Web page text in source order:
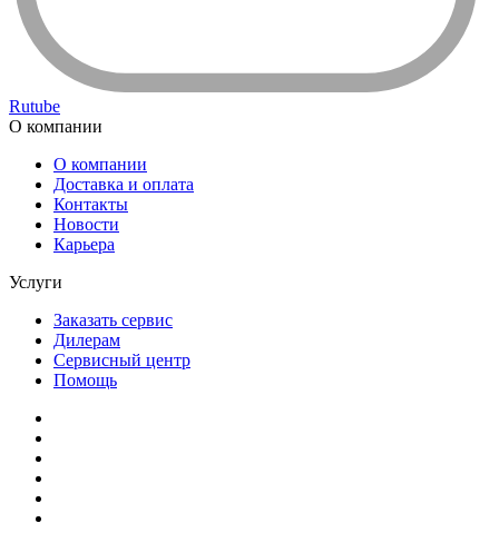
Rutube
О компании
О компании
Доставка и оплата
Контакты
Новости
Карьера
Услуги
Заказать сервис
Дилерам
Сервисный центр
Помощь